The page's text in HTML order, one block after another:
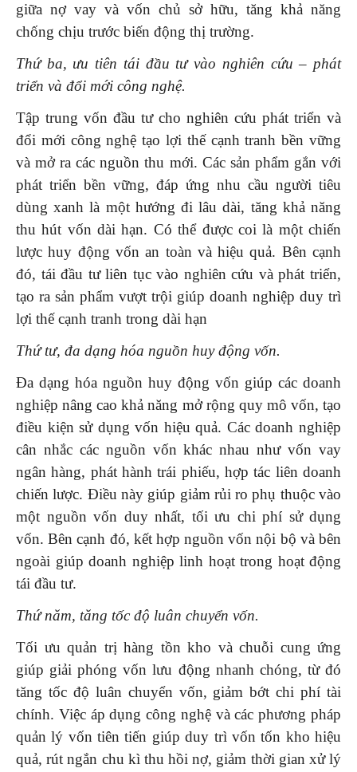
giữa nợ vay và vốn chủ sở hữu, tăng khả năng
chống chịu trước biến động thị trường.
Thứ ba, ưu tiên tái đầu tư vào nghiên cứu– phát
triển và đổi mới công nghệ.
Tập trung vốn đầu tư cho nghiên cứu phát triển và
đổi mới công nghệ tạo lợi thế cạnh tranh bền vững
và mở ra các nguồn thu mới. Các sản phẩm gắn với
phát triển bền vững, đáp ứng nhu cầu người tiêu
dùng xanh là một hướng đi lâu dài, tăng khả năng
thu hút vốn dài hạn. Có thể được coi là một chiến
lược huy động vốn an toàn và hiệu quả. Bên cạnh
đó, tái đầu tư liên tục vào nghiên cứu và phát triển,
tạo ra sản phẩm vượt trội giúp doanh nghiệp duy trì
lợi thế cạnh tranh trong dài hạn
Thứ tư, đa dạng hóa nguồn huy động vốn.
Đa dạng hóa nguồn huy động vốn giúp các doanh
nghiệp nâng cao khả năng mở rộng quy mô vốn, tạo
điều kiện sử dụng vốn hiệu quả. Các doanh nghiệp
cân nhắc các nguồn vốn khác nhau như vốn vay
ngân hàng, phát hành trái phiếu, hợp tác liên doanh
chiến lược. Điều này giúp giảm rủi ro phụ thuộc vào
một nguồn vốn duy nhất, tối ưu chi phí sử dụng
vốn. Bên cạnh đó, kết hợp nguồn vốn nội bộ và bên
ngoài giúp doanh nghiệp linh hoạt trong hoạt động
tái đầu tư.
Thứ năm, tăng tốc độ luân chuyển vốn.
Tối ưu quản trị hàng tồn kho và chuỗi cung ứng
giúp giải phóng vốn lưu động nhanh chóng, từ đó
tăng tốc độ luân chuyển vốn, giảm bớt chi phí tài
chính. Việc áp dụng công nghệ và các phương pháp
quản lý vốn tiên tiến giúp duy trì vốn tốn kho hiệu
quả, rút ngắn chu kì thu hồi nợ, giảm thời gian xử lý